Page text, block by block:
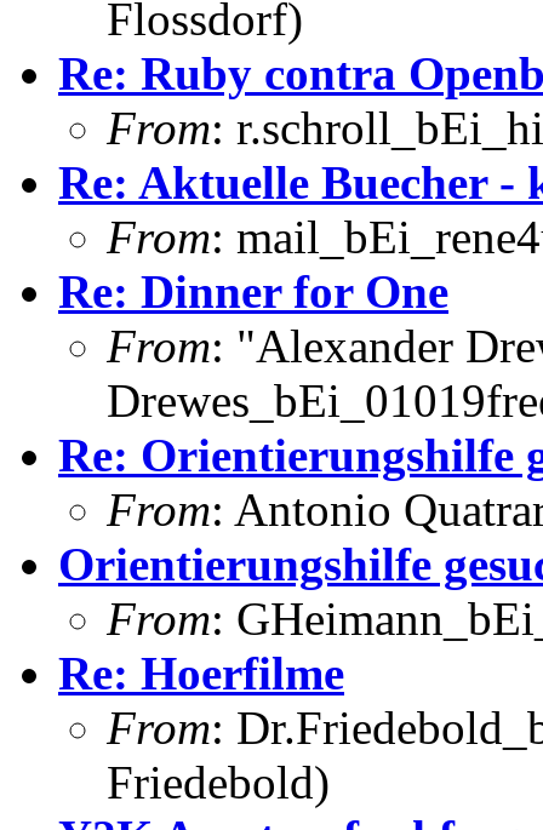
Flossdorf)
Re: Ruby contra
From:
Re: Aktuelle Buecher -
From:
Re: Dinner for One
From: "Alexander
Re: Orientierungshilfe
From: Antonio
Orientierungshilfe
From:
Re: Hoerfilme
From:
Friedebold)